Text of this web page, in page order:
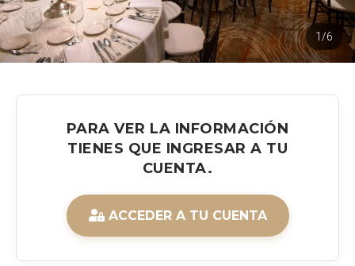
1/6
PARA VER LA INFORMACIÓN
TIENES QUE INGRESAR A TU
CUENTA.
ACCEDER A TU CUENTA